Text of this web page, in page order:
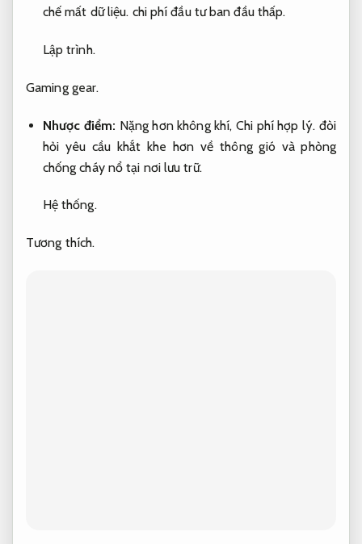
chế mất dữ liệu. chi phí đầu tư ban đầu thấp.
Lập trình.
Gaming gear.
Nhược điểm: Nặng hơn không khí, Chi phí hợp lý. đòi
hỏi yêu cầu khắt khe hơn về thông gió và phòng
chống cháy nổ tại nơi lưu trữ.
Hệ thống.
Tương thích.